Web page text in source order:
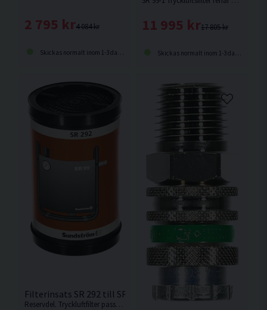
4 084 kr
2 795 kr
Skickas normalt inom 1-3 dagar
17 805 kr
11 995 kr
Skickas normalt inom 1-3 dagar
Filterinsats SR 292 till SR 99-1
Reservdel. Tryckluftfilter passande Sundström SR 99-1